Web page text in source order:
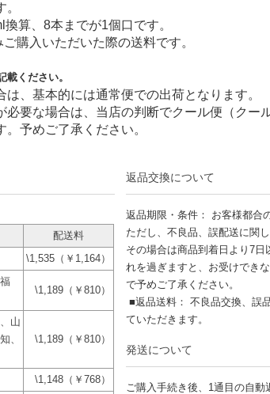
算、8本までが1個口です。
購入いただいた際の送料です。
ください。
、基本的には通常便での出荷となります。
必要な場合は、当店の判断でクール便（クー
予めご了承ください。
配送料
\1,535（￥1,164）
\1,189（￥810）
山
、
\1,189（￥810）
\1,148（￥768）
返品交換について
返品期限・条件： お客様都合
ただし、不良品、誤配送に関
その場合は商品到着日より7日
れを過ぎますと、お受けでき
で予めご了承ください。
■返品送料： 不良品交換、誤
ていただきます。
発送について
ご購入手続き後、1通目の自動